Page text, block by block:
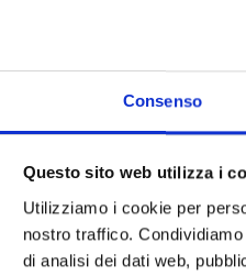
Consenso
Questo sito web utilizza i
Utilizziamo i cookie per
nostro traffico.
di analisi dei dati web,
a fermarsi, a respirare e a
abbraccio, rendendo ogni notte
design compatto e sofisticato. La
I due soffici cuscinotti,
incastonati alla perfezione,